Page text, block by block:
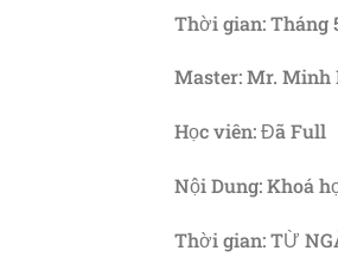
Thời gian: Tháng
Master: Mr. Minh
Học viên: Đã Full
Nội Dung: Khoá
Thời gian: TỪ